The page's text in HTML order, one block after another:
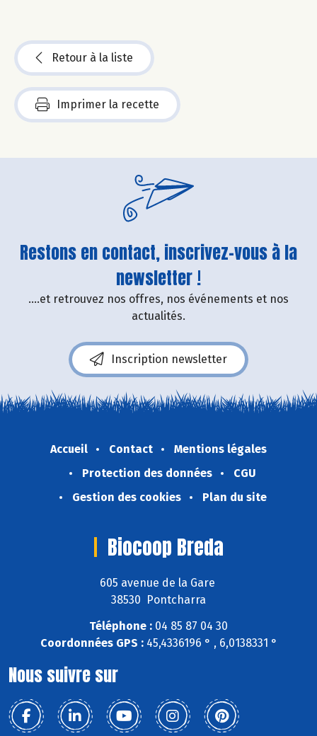
Retour à la liste
Imprimer la recette
Restons en contact, inscrivez-vous à la
newsletter !
....et retrouvez nos offres, nos événements et nos
actualités.
Inscription newsletter
Accueil Contact
Mentions légales
Protection des données
CGU
Gestion des cookies
Plan du site
Biocoop Breda
605 avenue de la Gare
38530 Pontcharra
Téléphone : 04 85 87 04 30
Coordonnées GPS :45,4336196 ° , 6,0138331 °
Nous suivre sur